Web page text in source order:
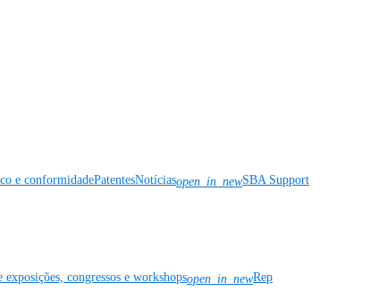
e conformidadePatentesNotíciasopen_in_newSBA Support
exposições, congressos e workshopsopen_in_newRep